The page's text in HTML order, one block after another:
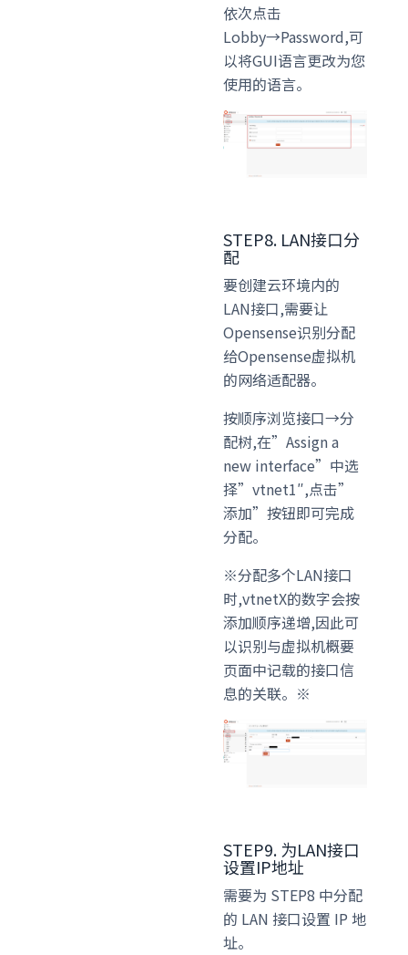
依次点击
Lobby→Password,可
以将GUI语言更改为您
使用的语言。
STEP8. LAN接口分
配
要创建云环境内的
LAN接口,需要让
Opensense识别分配
给Opensense虚拟机
的网络适配器。
按顺序浏览接口→分
配树,在”Assign a
new interface”中选
择”vtnet1″,点击”
添加”按钮即可完成
分配。
※分配多个LAN接口
时,vtnetX的数字会按
添加顺序递增,因此可
以识别与虚拟机概要
页面中记载的接口信
息的关联。※
STEP9. 为LAN接口
设置IP地址
需要为 STEP8 中分配
的 LAN 接口设置 IP 地
址。